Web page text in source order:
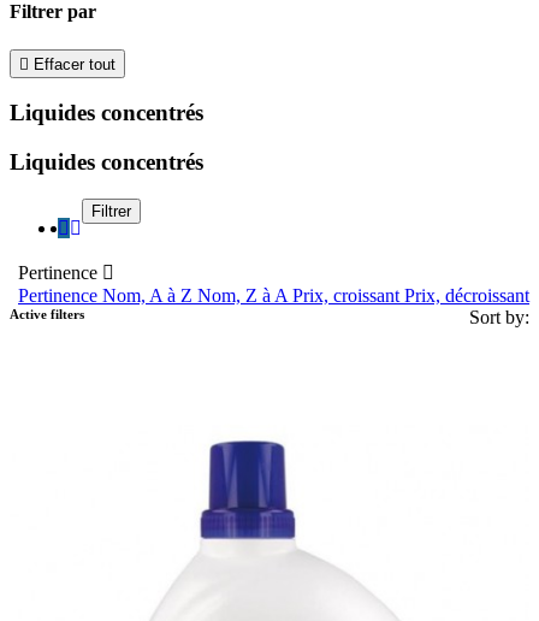
Filtrer par
 Effacer tout
Liquides concentrés
Liquides concentrés
Pertinence 
Pertinence Nom, A à Z Nom, Z à A Prix, croissant Prix, décroissant
Sort by:
Filtrer
Active filters